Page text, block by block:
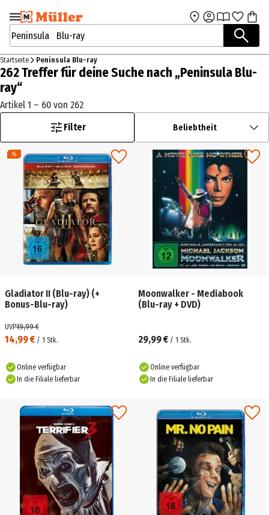
Zur Navigation
springen
Zum Hauptinhalt
Suchbegriffe / Artikelnummer
Startseite Peninsula Blu-ray
262 Treffer für deine Suche nach „Peninsula Blu-
ray“
Artikel 1 – 60 von 262
Filter
Beliebtheit
Gladiator II (Blu-ray) (+
Bonus-Blu-ray)
14,99 € / 1 Stk.
UVP19,99 €
Online verfügbar
In die Filiale lieferbar
Moonwalker - Mediabook
(Blu-ray + DVD)
29,99 € / 1 Stk.
Online verfügbar
In die Filiale lieferbar